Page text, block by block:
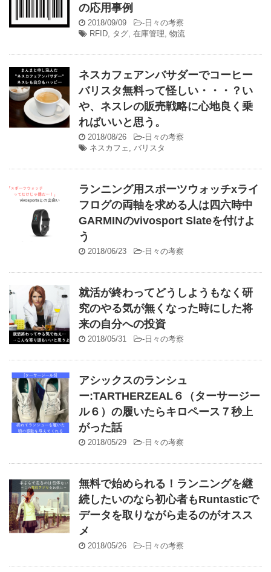
の応用事例
2018/09/09 - 日々の考察
RFID, タグ, 在庫管理, 物流
ネスカフェアンバサダーでコーヒー
バリスタ無料って怪しい・・・？い
や、ネスレの販売戦略に心地良く乗
ればいいと思う。
2018/08/26 - 日々の考察
ネスカフェ , バリスタ
ランニング用スポーツウォッチxライ
フログの両軸を求める人は四六時中
GARMINのvivosport Slateを付けよ
う
2018/06/23 - 日々の考察
就活が終わってどうしようもなく研
究のやる気が無くなった時にした将
来の自分への投資
2018/05/31 - 日々の考察
アシックスのランシュ
ー:TARTHERZEAL６（ターサージー
ル６）の履いたらキロペース７秒上
がった話
2018/05/29 - 日々の考察
無料で始められる！ランニングを継
続したいのなら初心者もRuntasticで
データを取りながら走るのがオスス
メ
2018/05/26 - 日々の考察